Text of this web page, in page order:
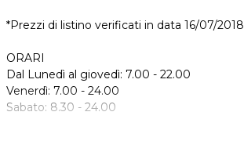
*Prezzi di listino verificati in data 16/07/2018
ORARI
Dal Lunedì al giovedì: 7.00 - 22.00
Venerdì: 7.00 - 24.00
Sabato: 8.30 - 24.00